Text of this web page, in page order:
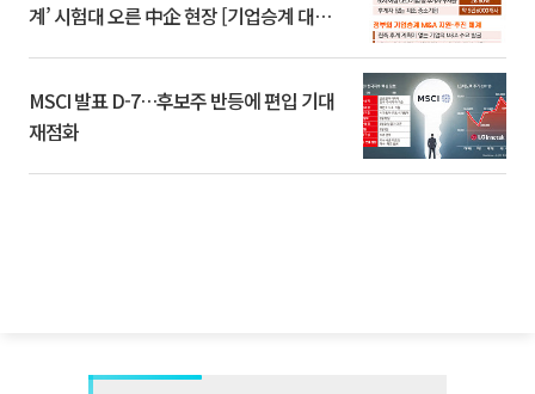
계’ 시험대 오른 中企 현장 [기업승계 대전
MSCI 발표 D-7…후보주 반등에 편입 기대
재점화